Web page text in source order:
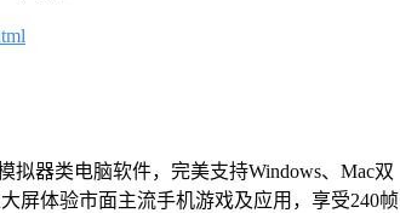
拟器类电脑软件，完美支持Windows、Mac双
屏体验市面主流手机游戏及应用，享受240帧